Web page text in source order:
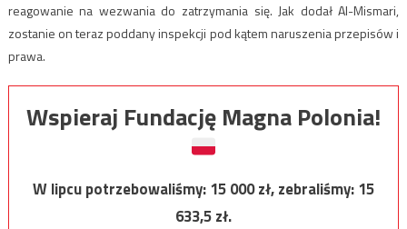
reagowanie na wezwania do zatrzymania się. Jak dodał Al-Mismari,
zostanie on teraz poddany inspekcji pod kątem naruszenia przepisów i
prawa.
Wspieraj Fundację Magna Polonia!
W lipcu potrzebowaliśmy:15 000zł, zebraliśmy:15
633,5zł.